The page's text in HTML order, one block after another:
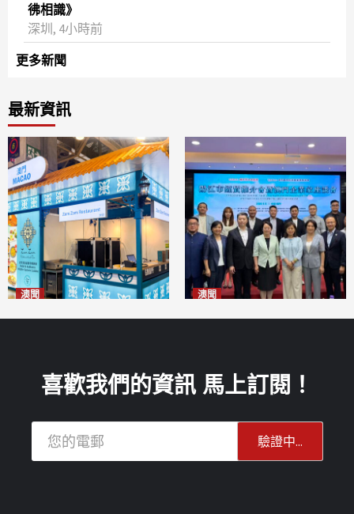
彿相識》
深圳, 4小時前
更多新聞
最新資訊
澳聞 澳聞
喜歡我們的資訊 馬上訂閱！